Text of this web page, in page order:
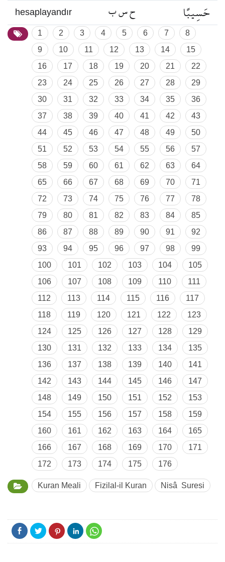
hesaplayandır ح س ب حَسِيبًا
1 2 3 4 5 6 7
8
9
10 11 12 13 14
15
16
17 18 19 20 21
22
23
24 25 26 27 28
29
30
31 32 33 34 35
36
37
38 39 40 41 42
43
44
45 46 47 48 49
50
51
52 53 54 55 56
57
58
59 60 61 62 63
64
65
66 67 68 69 70
71
72
73 74 75 76 77
78
79
80 81 82 83 84
85
86
87 88 89 90 91
92
93
94 95 96 97 98
99
100
101 102 103 104
105
106
107 108 109 110
111
112
113 114 115 116
117
118
119 120 121 122
123
124
125 126 127 128
129
130
131 132 133 134
135
136
137 138 139 140
141
142
143 144 145 146
147
148
149 150 151 152
153
154
155 156 157 158
159
160
161 162 163 164
165
166
167 168 169 170
171
172
173 174 175 176
Kuran Meali Fizilal-il Kuran Nisâ Suresi